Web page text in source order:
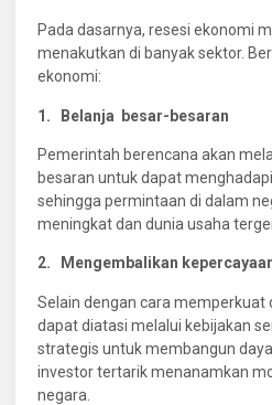
Pada dasarnya, resesi ekonomi
menakutkan di banyak sektor.
ekonomi:
1. Belanja besar-besaran
Pemerintah berencana akan
besaran untuk dapat
sehingga permintaan di dalam
meningkat dan dunia usaha
2. Mengembalikan
Selain dengan cara memperkuat
dapat diatasi melalui kebijakan
strategis untuk membangun
investor tertarik menanamkan
negara.